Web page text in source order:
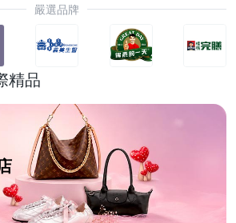
嚴選品牌
精品